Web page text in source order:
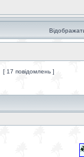
[ 17 повідомлень ]